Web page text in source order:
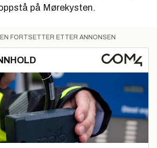
på Mørekysten.
FORTSETTER ETTER ANNONSEN